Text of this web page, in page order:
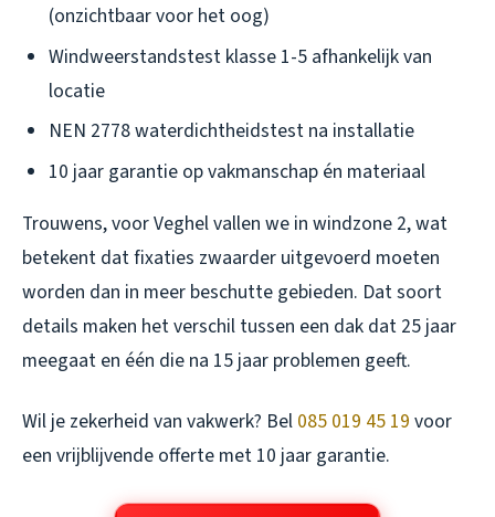
(onzichtbaar voor het oog)
Windweerstandstest klasse 1-5 afhankelijk van
locatie
NEN 2778 waterdichtheidstest na installatie
10 jaar garantie op vakmanschap én materiaal
Trouwens, voor Veghel vallen we in windzone 2, wat
betekent dat fixaties zwaarder uitgevoerd moeten
worden dan in meer beschutte gebieden. Dat soort
details maken het verschil tussen een dak dat 25 jaar
meegaat en één die na 15 jaar problemen geeft.
Wil je zekerheid van vakwerk? Bel 085 019 45 19 voor
een vrijblijvende offerte met 10 jaar garantie.